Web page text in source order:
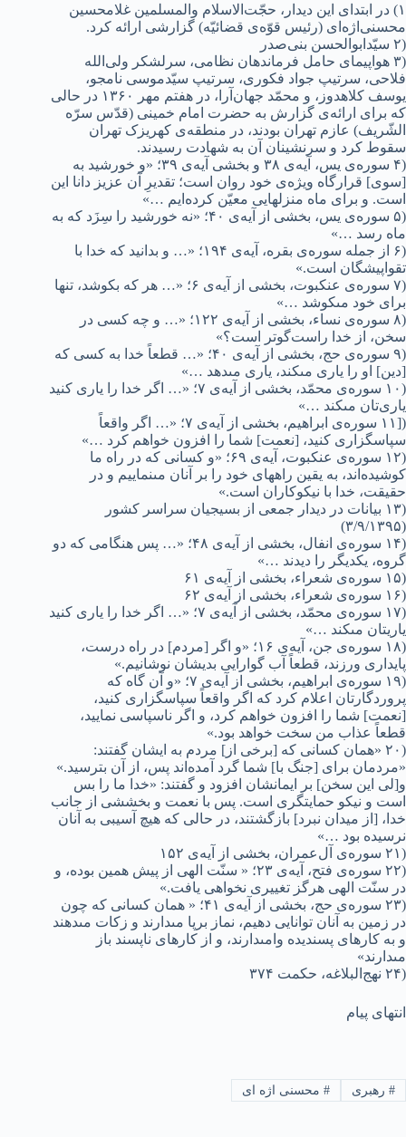
۱) در ابتدای این دیدار، حجّت‌الاسلام والمسلمین غلامحسین
محسنی‌اژه‌ای (رئیس قوّه‌ی قضائیّه) گزارشی ارائه کرد.
(۲ سیّدابوالحسن بنی‌صدر
(۳ هواپیمای حامل فرماندهان نظامی، سرلشکر ولی‌الله
فلاحی، سرتیپ جواد فکوری، سرتیپ سیّدموسی نامجو،
یوسف کلاهدوز، و محمّد جهان‌آرا، در هفتم مهر ۱۳۶۰ در حالی
که برای ارائه‌ی گزارش به حضرت امام خمینی (قدّس سرّه
الشّریف) عازم تهران بودند، در منطقه‌ی کهریزک تهران
سقوط کرد و سرنشینان آن به شهادت رسیدند.
(۴ سوره‌ی یس، آیه‌ی ۳۸ و بخشی آیه‌ی ۳۹؛ «و خورشید به
[سوى] قرارگاه ویژه‌ی خود روان است؛ تقدیرِ آن عزیز دانا این
است. و براى ماه منزلهایى معیّن کرده‌ایم …»
(۵ سوره‌ی یس، بخشی از آیه‌ی ۴۰؛ «نه خورشید را سِزَد که به
ماه رسد …»
(۶ از جمله سوره‌ی بقره، آیه‌ی ۱۹۴؛ «… و بدانید که خدا با
تقواپیشگان است.»
(۷ سوره‌ی عنکبوت، بخشی از آیه‌ی ۶؛ «… هر که بکوشد، تنها
براى خود مىکوشد …»
(۸ سوره‌ی نساء، بخشی از آیه‌ی ۱۲۲؛ «… و چه کسى در
سخن، از خدا راست‌گوتر است؟»
(۹ سوره‌ی حج، بخشی از آیه‌ی ۴۰؛ «… قطعاً خدا به کسى که
[دین] او را یارى مىکند، یارى مىدهد …»
(۱۰ سوره‌ی محمّد، بخشی از آیه‌ی ۷؛ «… اگر خدا را یارى کنید
یاری‌تان مىکند …»
([۱۱ سوره‌ی ابراهیم، بخشی از آیه‌ی ۷؛ «… اگر واقعاً
سپاسگزارى کنید، [نعمت] شما را افزون خواهم کرد …»
(۱۲ سوره‌ی عنکبوت، آیه‌ی ۶۹؛ «و کسانى که در راه ما
کوشیده‌اند، به یقین راههاى خود را بر آنان مىنماییم و در
حقیقت، خدا با نیکوکاران است.»
(۱۳ بیانات در دیدار جمعی از بسیجیان سراسر کشور
(۳/۹/۱۳۹۵)
(۱۴ سوره‌ی انفال، بخشی از آیه‌ی ۴۸؛ «… پس هنگامى که دو
گروه، یکدیگر را دیدند …»
(۱۵ سوره‌ی شعراء، بخشی از آیه‌ی ۶۱
(۱۶ سوره‌ی شعراء، بخشی از آیه‌ی ۶۲
(۱۷ سوره‌ی محمّد، بخشی از آیه‌ی ۷؛ «… اگر خدا را یارى کنید
یاریتان مىکند …»
(۱۸ سوره‌ی جن، آیه‌ی ۱۶؛ «و اگر [مردم] در راه درست،
پایدارى ورزند، قطعاً آب گوارایى بدیشان نوشانیم.»
(۱۹ سوره‌ی ابراهیم، بخشی از آیه‌ی ۷؛ «و آن گاه که
پروردگارتان اعلام کرد که اگر واقعاً سپاسگزارى کنید،
[نعمت] شما را افزون خواهم کرد، و اگر ناسپاسى نمایید،
قطعاً عذاب من سخت خواهد بود.»
(۲۰ «همان کسانى که [برخى از] مردم به ایشان گفتند:
«مردمان براى [جنگ با] شما گرد آمده‌اند پس، از آن بترسید.»
و[لى این سخن] بر ایمانشان افزود و گفتند: «خدا ما را بس
است و نیکو حمایتگرى است. پس با نعمت و بخششى از جانب
خدا، [از میدان نبرد] بازگشتند، در حالى که هیچ آسیبى به آنان
نرسیده بود …»
(۲۱ سوره‌ی آل‌عمران، بخشی از آیه‌ی ۱۵۲
(۲۲ سوره‌ی فتح، آیه‌ی ۲۳؛ « سنّت الهى از پیش همین بوده، و
در سنّت الهى هرگز تغییرى نخواهى یافت.»
(۲۳ سوره‌ی حج، بخشی از آیه‌ی ۴۱؛ « همان کسانى که چون
در زمین به آنان توانایى دهیم، نماز برپا مىدارند و زکات مىدهند
و به کارهاى پسندیده وامىدارند، و از کارهاى ناپسند باز
مىدارند»
(۲۴ نهج‌البلاغه، حکمت ۳۷۴
انتهای پیام
#رهبری #محسنی اژه ای